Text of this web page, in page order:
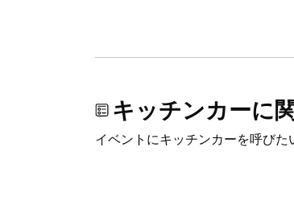
キッチンカーに
イベントにキッチンカーを呼び